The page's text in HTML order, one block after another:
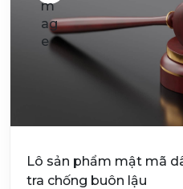
Lô sản phẩm mật mã
tra chống buôn lậu